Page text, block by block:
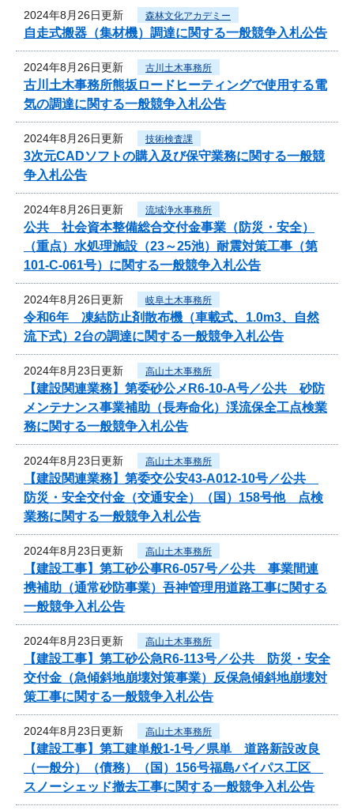
2024年8月26日更新 森林文化アカデミー
自走式搬器（集材機）調達に関する一般競争入札公告
2024年8月26日更新 古川土木事務所
古川土木事務所熊坂ロードヒーティングで使用する電
気の調達に関する一般競争入札公告
2024年8月26日更新 技術検査課
3次元CADソフトの購入及び保守業務に関する一般競
争入札公告
2024年8月26日更新 流域浄水事務所
公共 社会資本整備総合交付金事業（防災・安全）
（重点）水処理施設（23～25池）耐震対策工事（第
101-C-061号）に関する一般競争入札公告
2024年8月26日更新 岐阜土木事務所
令和6年 凍結防止剤散布機（車載式、1.0m3、自然
流下式）2台の調達に関する一般競争入札公告
2024年8月23日更新 高山土木事務所
【建設関連業務】第委砂公メR6-10-A号／公共 砂防
メンテナンス事業補助（長寿命化）渓流保全工点検業
務に関する一般競争入札公告
2024年8月23日更新 高山土木事務所
【建設関連業務】第委交公安43-A012-10号／公共
防災・安全交付金（交通安全）（国）158号他 点検
業務に関する一般競争入札公告
2024年8月23日更新 高山土木事務所
【建設工事】第工砂公事R6-057号／公共 事業間連
携補助（通常砂防事業）吾神管理用道路工事に関する
一般競争入札公告
2024年8月23日更新 高山土木事務所
【建設工事】第工砂公急R6-113号／公共 防災・安全
交付金（急傾斜地崩壊対策事業）反保急傾斜地崩壊対
策工事に関する一般競争入札公告
2024年8月23日更新 高山土木事務所
【建設工事】第工建単般1-1号／県単 道路新設改良
（一般分）（債務）（国）156号福島バイパス工区
スノーシェッド撤去工事に関する一般競争入札公告